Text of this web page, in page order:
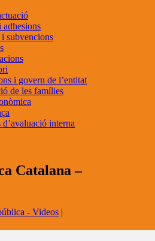
subvencions
i govern de l’entitat
de les famílies
d’avaluació interna
Catalana –
- Videos |